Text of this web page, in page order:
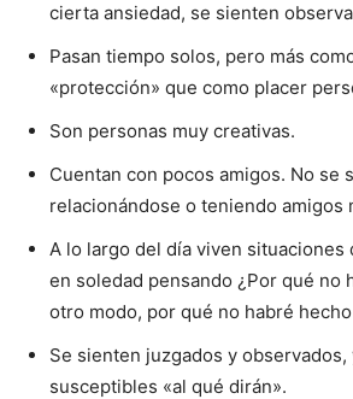
cierta ansiedad, se sienten
Pasan tiempo solos, pero más
«protección» que como placer
Son personas muy creativas.
Cuentan con pocos amigos. No se
relacionándose o teniendo amigos
A lo largo del día viven situaciones
en soledad pensando ¿Por qué no
otro modo, por qué no habré
Se sienten juzgados y observados,
susceptibles «al qué dirán».